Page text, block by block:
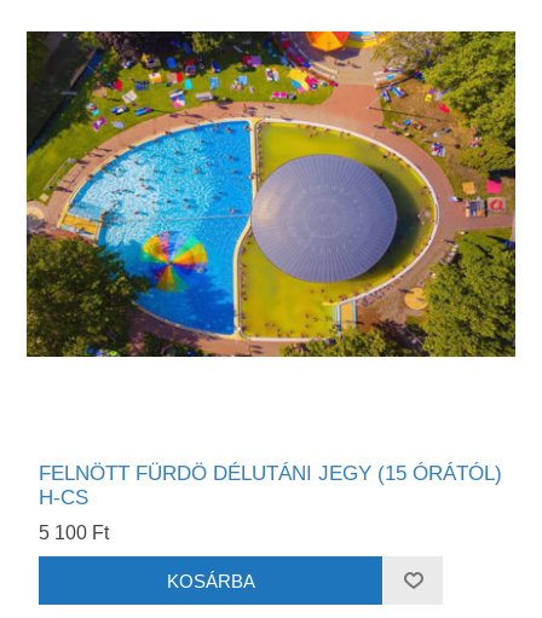
FELNÖTT FÜRDÖ DÉLUTÁNI JEGY (15 ÓRÁTÓL)
H-CS
5 100 Ft